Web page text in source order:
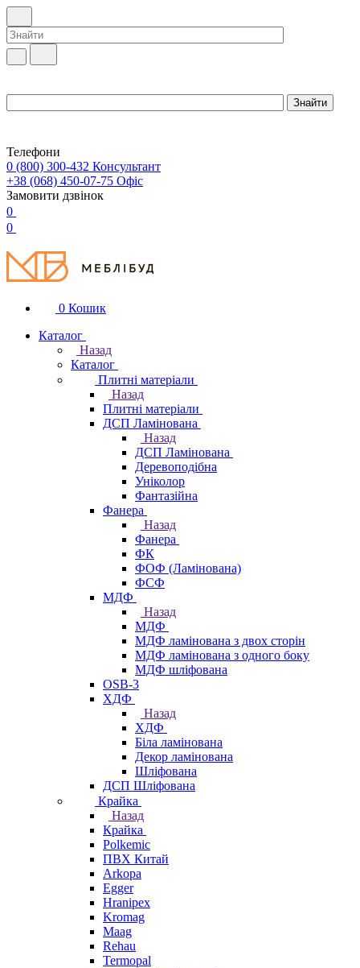
Телефони
0 (800) 300-432 Консультант
+38 (068) 450-07-75 Офіс
Замовити дзвінок
0
0
0 Кошик
Каталог
Назад
Каталог
Плитні матеріали
Назад
Плитні матеріали
ДСП Ламінована
Назад
ДСП Ламінована
Деревоподібна
Уніколор
Фантазійна
Фанера
Назад
Фанера
ФК
ФОФ (Ламінована)
ФСФ
МДФ
Назад
МДФ
МДФ ламінована з двох сторін
МДФ ламінована з одного боку
МДФ шліфована
OSB-3
ХДФ
Назад
ХДФ
Біла ламінована
Декор ламінована
Шліфована
ДСП Шліфована
Крайка
Назад
Крайка
Polkemic
ПВХ Китай
Arkopa
Egger
Hranipex
Kromag
Maag
Rehau
Termopal